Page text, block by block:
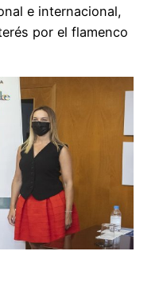
e internacional,
por el flamenco